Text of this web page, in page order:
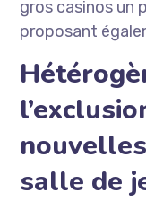
gros casinos un
proposant
salle de